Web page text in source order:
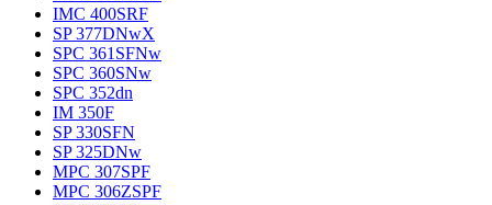
IMC 400SRF
SP 377DNwX
SPC 361SFNw
SPC 360SNw
SPC 352dn
IM 350F
SP 330SFN
SP 325DNw
MPC 307SPF
MPC 306ZSPF